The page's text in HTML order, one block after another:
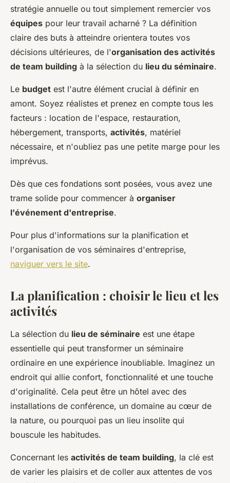
stratégie annuelle ou tout simplement remercier vos
équipes pour leur travail acharné ? La définition
claire des buts à atteindre orientera toutes vos
décisions ultérieures, de l'organisation des activités
de team building à la sélection du lieu du séminaire.
Le budget est l'autre élément crucial à définir en
amont. Soyez réalistes et prenez en compte tous les
facteurs : location de l'espace, restauration,
hébergement, transports, activités, matériel
nécessaire, et n'oubliez pas une petite marge pour les
imprévus.
Dès que ces fondations sont posées, vous avez une
trame solide pour commencer à organiser
l'événement d'entreprise.
Pour plus d'informations sur la planification et
l'organisation de vos séminaires d'entreprise,
naviguer vers le site.
La planification : choisir le lieu et les
activités
La sélection du lieu de séminaire est une étape
essentielle qui peut transformer un séminaire
ordinaire en une expérience inoubliable. Imaginez un
endroit qui allie confort, fonctionnalité et une touche
d'originalité. Cela peut être un hôtel avec des
installations de conférence, un domaine au cœur de
la nature, ou pourquoi pas un lieu insolite qui
bouscule les habitudes.
Concernant les activités de team building, la clé est
de varier les plaisirs et de coller aux attentes de vos